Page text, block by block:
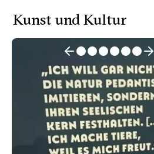
Pädago­gischer Tag –
kein regulärer
Unterricht
24. September 2026
13:45 Uhr –
ferenz
28. September – 2. Oktober 2026
Klassenfahrt
6 + 10 und
Kunst und Kultur